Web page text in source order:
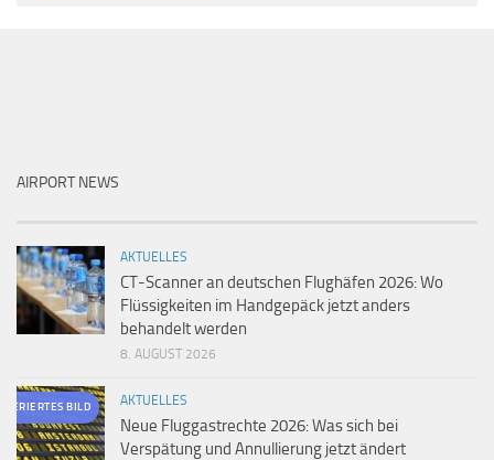
AIRPORT NEWS
AKTUELLES
CT-Scanner an deutschen Flughäfen 2026: Wo
Flüssigkeiten im Handgepäck jetzt anders
behandelt werden
8. AUGUST 2026
BILD AKTUELLES
Neue Fluggastrechte 2026: Was sich bei
Verspätung und Annullierung jetzt ändert